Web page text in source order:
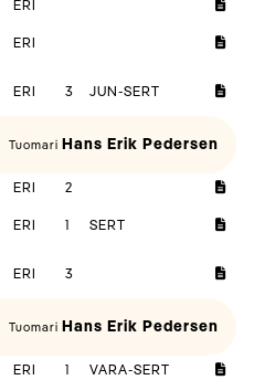
ERI
ERI
ERI 3 JUN-SERT
Tuomari Hans Erik Pedersen
ERI 2
ERI 1 SERT
ERI 3
Tuomari Hans Erik Pedersen
ERI 1 VARA-SERT